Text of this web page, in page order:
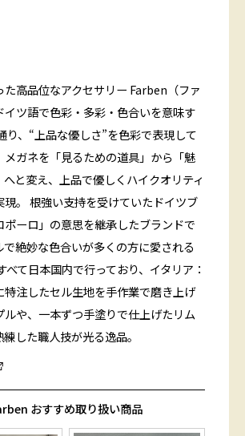
た高品位なアクセサリー Farben（ファ
イツ語で色彩・多彩・色合いを意味す
り、“上品な優しさ”を色彩で表現して
メガネを「見るための道具」から「魅
と変え、上品で優しくハイクオリティ
現。 根強い支持を受けていたドイツブ
ポーロ」の意思を継承したブランドで
で絶妙な色合いが多くの方に愛される
べて日本国内で行っており、イタリア：
特注したセル生地を手作業で磨き上げ
ルや、一本ずつ手塗りで仕上げたリム
した職人技が光る逸品。
おすすめ取り扱い商品